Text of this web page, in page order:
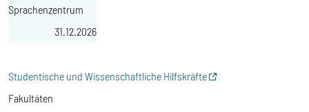
Sprachenzentrum
31.12.2026
Studentische und Wissenschaftliche Hilfskräfte
Fakultäten